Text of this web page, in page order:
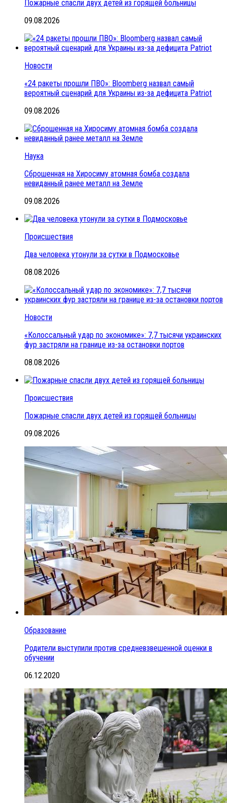
Пожарные спасли двух детей из горящей больницы
09.08.2026
Новости
«24 ракеты прошли ПВО»: Bloomberg назвал самый
вероятный сценарий для Украины из-за дефицита Patriot
09.08.2026
Наука
Сброшенная на Хиросиму атомная бомба создала
невиданный ранее металл на Земле
09.08.2026
Происшествия
Два человека утонули за сутки в Подмосковье
08.08.2026
Новости
«Колоссальный удар по экономике»: 7,7 тысячи украинских
фур застряли на границе из-за остановки портов
08.08.2026
Происшествия
Пожарные спасли двух детей из горящей больницы
09.08.2026
Образование
Родители выступили против средневзвешенной оценки в
обучении
06.12.2020